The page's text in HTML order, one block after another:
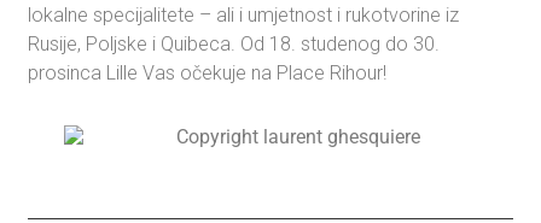
lokalne specijalitete – ali i umjetnost i rukotvorine iz
Rusije, Poljske i Quibeca. Od 18. studenog do 30.
prosinca Lille Vas očekuje na Place Rihour!